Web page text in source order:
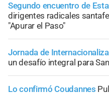
Segundo encuentro de
dirigentes radicales
"Apurar el Paso"
Jornada de
un desafío integral para
Lo confirmó Coudannes